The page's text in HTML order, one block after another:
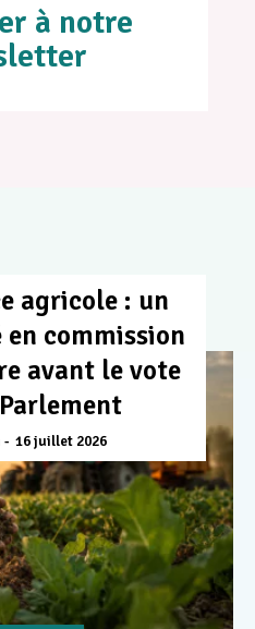
à notre
agricole : un
commission
avant le vote
16 juillet 2026